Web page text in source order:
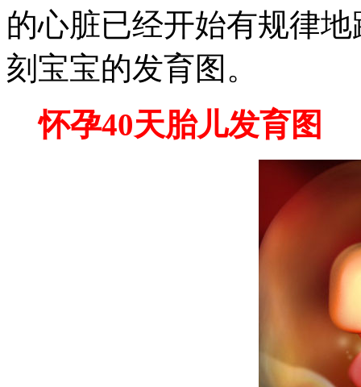
的心脏已经开始有规律
刻宝宝的发育图。
怀孕40天胎儿发育图